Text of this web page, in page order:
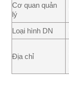
Cơ quan quản
lý
Loại hình DN
Địa chỉ